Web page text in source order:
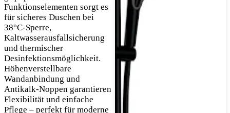
Funktionselementen sorgt es
für sicheres Duschen bei
38°C-Sperre,
Kaltwasserausfallsicherung
und thermischer
Desinfektionsmöglichkeit.
Höhenverstellbare
Wandanbindung und
Antikalk-Noppen garantieren
Flexibilität und einfache
Pflege – perfekt für moderne